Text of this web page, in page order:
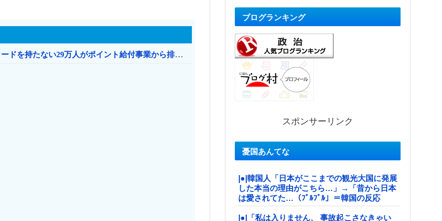
共産党「これは酷い…京都市でマイナンバーカードを持たない29万人がポイント給付事業から排除された」
ブログランキング
スポンサーリンク
憂国あんてな
|●|韓国人「日本がここまでの観光大国に発展
した本当の理由がこちら…」→「昔から日本
は愛されてた…（ﾌﾞﾙﾌﾞﾙ」＝韓国の反応
|●|「私は入りません、 事故起こさなきゃい